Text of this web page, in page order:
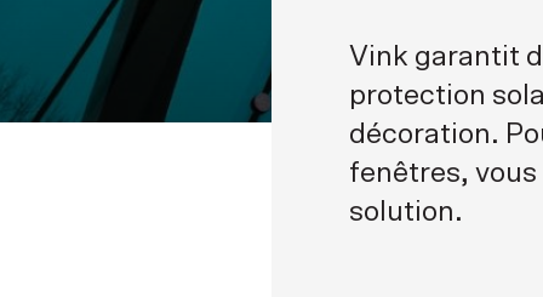
Vink garantit
protection
décoration.
fenêtres,
solution.